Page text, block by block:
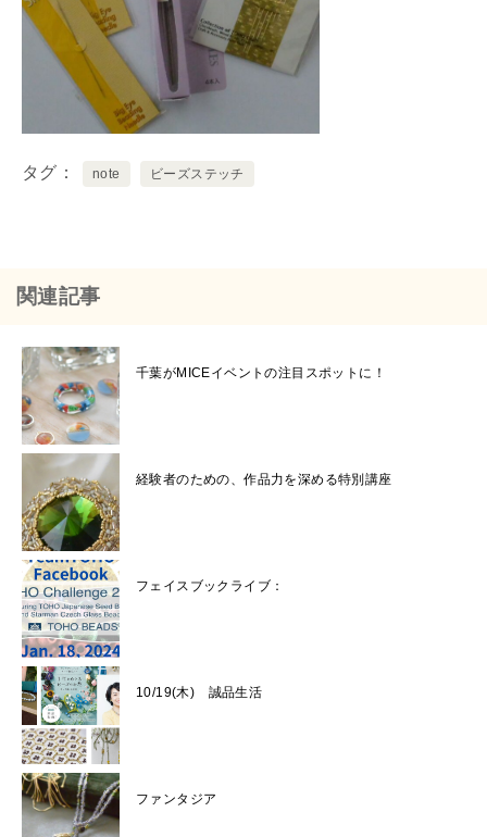
タグ note ビーズステッチ
関連記事
千葉がMICEイベントの注目スポットに！
経験者のための、作品力を深める特別講座
フェイスブックライブ：
10/19(木) 誠品生活
ファンタジア